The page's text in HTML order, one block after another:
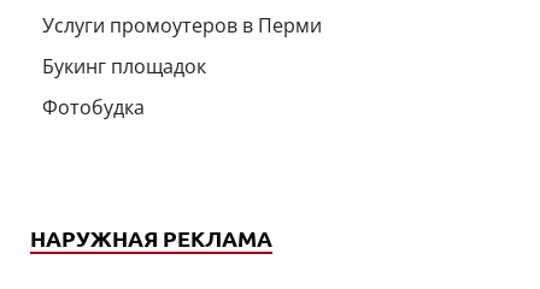
Услуги промоутеров в Перми
Букинг площадок
Фотобудка
НАРУЖНАЯ РЕКЛАМА